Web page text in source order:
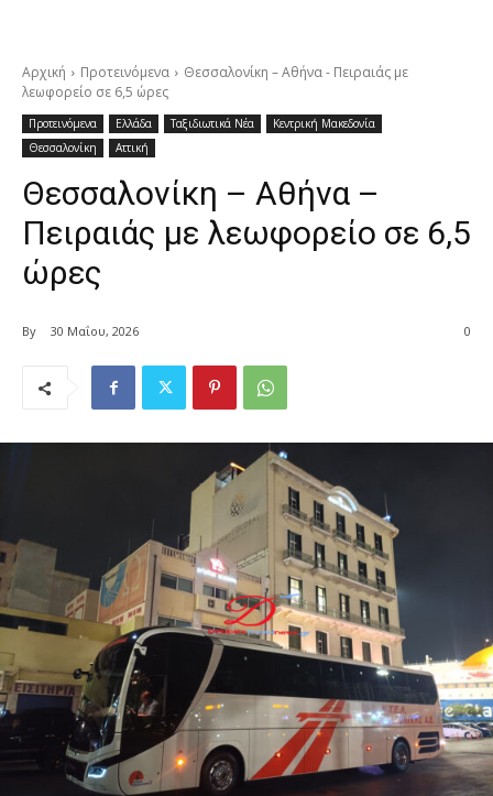
Αρχική Προτεινόμενα
Θεσσαλονίκη – Αθήνα - Πειραιάς με
λεωφορείο σε 6,5 ώρες
Προτεινόμενα Ελλάδα Ταξιδιωτικά Νέα
Κεντρική Μακεδονία
Θεσσαλονίκη
Αττική
Θεσσαλονίκη – Αθήνα –
Πειραιάς με λεωφορείο σε 6,5
ώρες
By 30 Μαΐου, 2026 0